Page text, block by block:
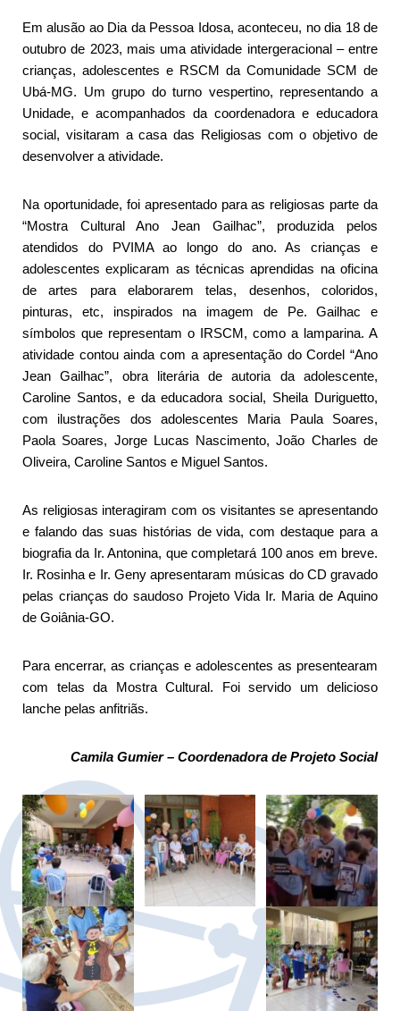
Em alusão ao Dia da Pessoa Idosa, aconteceu, no dia 18 de
outubro de 2023, mais uma atividade intergeracional – entre
crianças, adolescentes e RSCM da Comunidade SCM de
Ubá-MG. Um grupo do turno vespertino, representando a
Unidade, e acompanhados da coordenadora e educadora
social, visitaram a casa das Religiosas com o objetivo de
desenvolver a atividade.
Na oportunidade, foi apresentado para as religiosas parte da
“Mostra Cultural Ano Jean Gailhac”, produzida pelos
atendidos do PVIMA ao longo do ano. As crianças e
adolescentes explicaram as técnicas aprendidas na oficina
de artes para elaborarem telas, desenhos, coloridos,
pinturas, etc, inspirados na imagem de Pe. Gailhac e
símbolos que representam o IRSCM, como a lamparina. A
atividade contou ainda com a apresentação do Cordel “Ano
Jean Gailhac”, obra literária de autoria da adolescente,
Caroline Santos, e da educadora social, Sheila Duriguetto,
com ilustrações dos adolescentes Maria Paula Soares,
Paola Soares, Jorge Lucas Nascimento, João Charles de
Oliveira, Caroline Santos e Miguel Santos.
As religiosas interagiram com os visitantes se apresentando
e falando das suas histórias de vida, com destaque para a
biografia da Ir. Antonina, que completará 100 anos em breve.
Ir. Rosinha e Ir. Geny apresentaram músicas do CD gravado
pelas crianças do saudoso Projeto Vida Ir. Maria de Aquino
de Goiânia-GO.
Para encerrar, as crianças e adolescentes as presentearam
com telas da Mostra Cultural. Foi servido um delicioso
lanche pelas anfitriãs.
Camila Gumier – Coordenadora de Projeto Social